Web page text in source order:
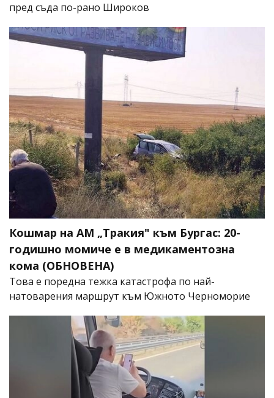
пред съда по-рано Широков
Кошмар на АМ „Тракия" към Бургас: 20-
годишно момиче е в медикаментозна
кома (ОБНОВЕНА)
Това е поредна тежка катастрофа по най-
натоварения маршрут към Южното Черноморие